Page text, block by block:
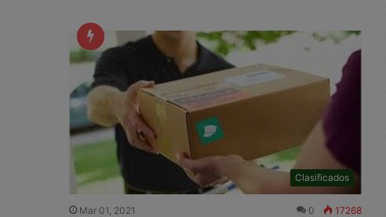
Clasificados
Mar 01, 2021 0 17268